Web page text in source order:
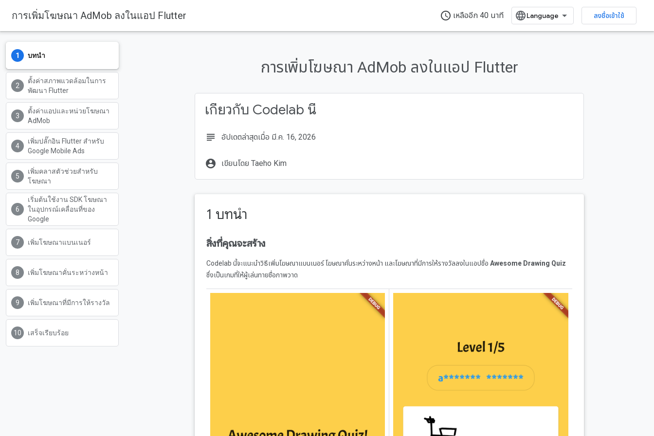
การเพิ่มโฆษณา AdMob ลงในแอป Flutter access_time เหลืออีก 40 นาที ลงชื่อเข้าใช้
บทนำ
ตั้งค่าสภาพแวดล้อมในการ
พัฒนา Flutter
ตั้งค่าแอปและหน่วยโฆษณา
AdMob
เพิ่มปลั๊กอิน Flutter สำหรับ
Google Mobile Ads
เพิ่มคลาสตัวช่วยสำหรับ
โฆษณา
เริ่มต้นใช้งาน SDK โฆษณา
ในอุปกรณ์เคลื่อนที่ของ
Google
เพิ่มโฆษณาแบนเนอร์
เพิ่มโฆษณาคั่นระหว่างหน้า
เพิ่มโฆษณาที่มีการให้รางวัล
เสร็จเรียบร้อย
การเพิ่มโฆษณา AdMob ลงในแอป Flutter
เกี่ยวกับ Codelab นี้
subject อัปเดตล่าสุดเมื่อ มี.ค. 16, 2026
account_circle เขียนโดย Taeho Kim
1 บทนำ
สิ่งที่คุณจะสร้าง
Codelab นี้จะแนะนำวิธีเพิ่มโฆษณาแบนเนอร์ โฆษณาคั่นระหว่างหน้า และโฆษณาที่มีการให้รางวัลลงในแอปชื่อ Awesome Drawing Quiz
ซึ่งเป็นเกมที่ให้ผู้เล่นทายชื่อภาพวาด